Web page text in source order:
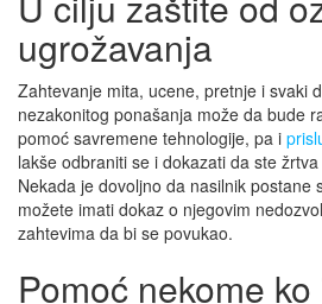
ugrožavanja
Zahtevanje mita, ucene, pretnje i svaki
nezakonitog ponašanja može da bude
pomoć savremene tehnologije, pa i
lakše odbraniti se i dokazati da ste
Nekada je dovoljno da nasilnik postane
možete imati dokaz o njegovim
zahtevima da bi se povukao.
Pomoć nekome